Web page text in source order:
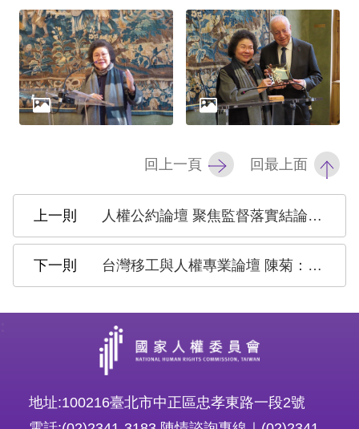
站
導
覽
網
策
回上一頁 回最上面
人權公約論壇 聚焦監督落實結論性意見
台灣移工與人權專業論壇 陳菊：移工人權是檢驗國家人權重要指標
地址:100216臺北市中正區忠孝東路一段2號